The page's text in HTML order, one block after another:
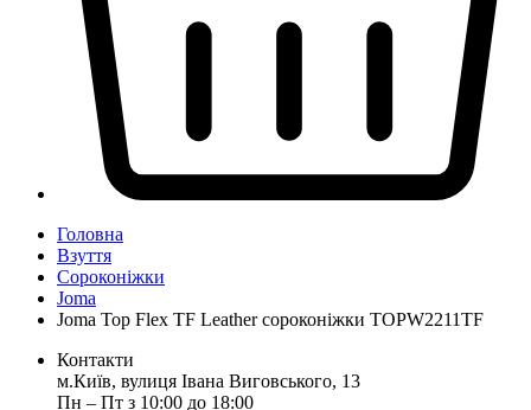
Головна
Взуття
Сороконіжки
Joma
Joma Top Flex TF Leather сороконіжки TOPW2211TF
Контакти
м.Київ, вулиця Івана Виговського, 13
Пн ‒ Пт з 10:00 до 18:00